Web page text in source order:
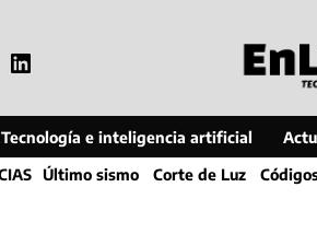
Linkedin
Tecnología e inteligencia artificial
Último sismo Corte de Luz